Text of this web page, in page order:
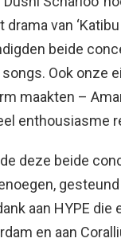
van ‘Katibu
beide
Ook onze
maakten –
enthousiasme
deze beide
aan HYPE die
en aan